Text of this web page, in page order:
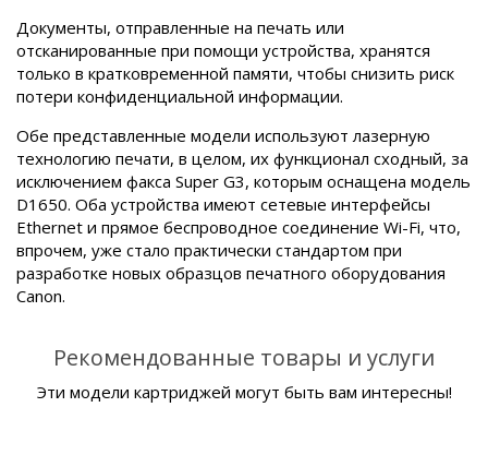
Документы, отправленные на печать или
отсканированные при помощи устройства, хранятся
только в кратковременной памяти, чтобы снизить риск
потери конфиденциальной информации.
Обе представленные модели используют лазерную
технологию печати, в целом, их функционал сходный, за
исключением факса Super G3, которым оснащена модель
D1650. Оба устройства имеют сетевые интерфейсы
Ethernet и прямое беспроводное соединение Wi-Fi, что,
впрочем, уже стало практически стандартом при
разработке новых образцов печатного оборудования
Canon.
Рекомендованные товары и услуги
Эти модели картриджей могут быть вам интересны!